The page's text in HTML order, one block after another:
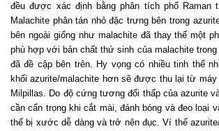
đều được xác định bằng phân tích phổ Raman
Malachite phân tán nhỏ đặc trưng bên trong
bên ngoài giống như malachite đã thay thế một
phù hợp với bản chất thứ sinh của malachite
đã đề cập bên trên. Hy vọng có nhiều tinh thể
khối azurite/malachite hơn sẽ được thu lại từ máy
Milpillas. Do độ cứng tương đối thấp của azurite
cần cẩn trọng khi cắt mài, đánh bóng và đeo loại
thể bị xước dễ dàng và trở nên đục. Ví thế